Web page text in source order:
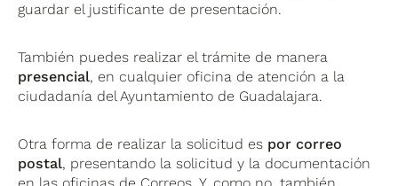
guardar el justificante de presentación.
También puedes realizar el trámite de manera
presencial, en cualquier oficina de atención a la
ciudadanía del Ayuntamiento de Guadalajara.
Otra forma de realizar la solicitud es por correo
postal, presentando la solicitud y la documentación